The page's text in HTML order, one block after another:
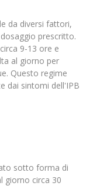
da diversi fattori,
prescritto.
9-13 ore e
al giorno per
Questo regime
dai sintomi dell'IPB
sotto forma di
giorno circa 30